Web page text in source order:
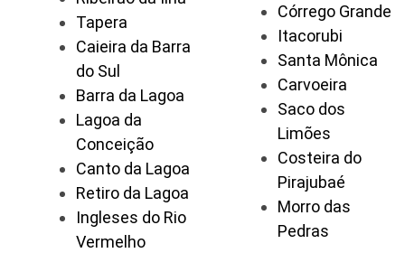
Tapera
Caieira da Barra
do Sul
Barra da Lagoa
Lagoa da
Conceição
Canto da Lagoa
Retiro da Lagoa
Ingleses do Rio
Vermelho
Córrego Grande
Itacorubi
Santa Mônica
Carvoeira
Saco dos
Limões
Costeira do
Pirajubaé
Morro das
Pedras